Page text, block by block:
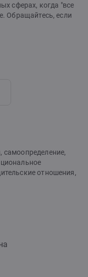
сферах, когда "все
Обращайтесь, если
самоопределение,
отношения,